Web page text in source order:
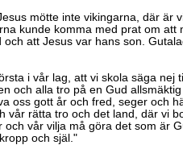
mötte inte vikingarna, där är
kunde komma med prat om att
och att Jesus var hans son.
i vår lag, att vi skola säga nej
och alla tro på en Gud
oss gott år och fred, seger och
vår rätta tro och det land, där vi
och vår vilja må göra det som är
och själ."